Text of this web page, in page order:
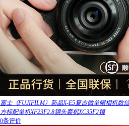
富士（FUJIFILM）新品X-E5复古微单眼相机数
方标配单机XF23F2.8镜头套机XC35F2镜
0条评价